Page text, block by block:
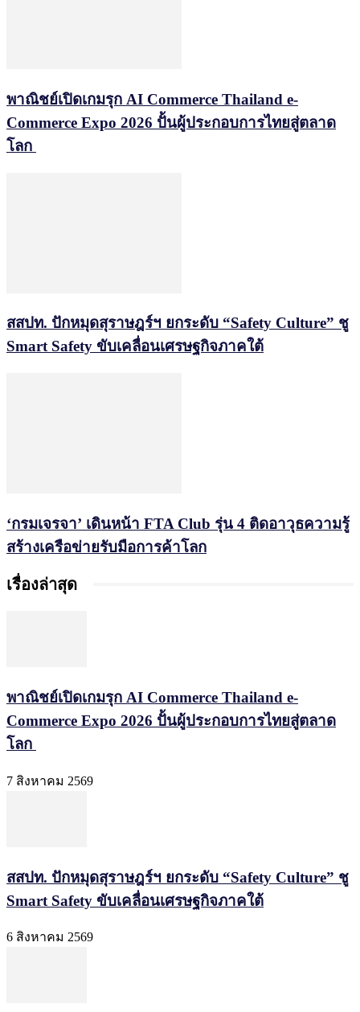
พาณิชย์เปิดเกมรุก AI Commerce Thailand e-
Commerce Expo 2026 ปั้นผู้ประกอบการไทยสู่ตลาด
โลก
สสปท. ปักหมุดสุราษฎร์ฯ ยกระดับ “Safety Culture” ชู
Smart Safety ขับเคลื่อนเศรษฐกิจภาคใต้
‘กรมเจรจา’ เดินหน้า FTA Club รุ่น 4 ติดอาวุธความรู้
สร้างเครือข่ายรับมือการค้าโลก
เรื่องล่าสุด
พาณิชย์เปิดเกมรุก AI Commerce Thailand e-
Commerce Expo 2026 ปั้นผู้ประกอบการไทยสู่ตลาด
โลก
7 สิงหาคม 2569
สสปท. ปักหมุดสุราษฎร์ฯ ยกระดับ “Safety Culture” ชู
Smart Safety ขับเคลื่อนเศรษฐกิจภาคใต้
6 สิงหาคม 2569